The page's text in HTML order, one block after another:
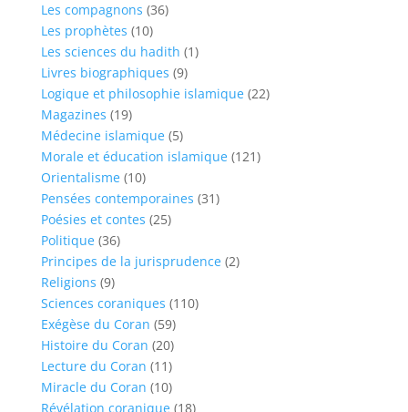
Les compagnons (36)
Les prophètes (10)
Les sciences du hadith (1)
Livres biographiques (9)
Logique et philosophie islamique (22)
Magazines (19)
Médecine islamique (5)
Morale et éducation islamique (121)
Orientalisme (10)
Pensées contemporaines (31)
Poésies et contes (25)
Politique (36)
Principes de la jurisprudence (2)
Religions (9)
Sciences coraniques (110)
Exégèse du Coran (59)
Histoire du Coran (20)
Lecture du Coran (11)
Miracle du Coran (10)
Révélation coranique (18)